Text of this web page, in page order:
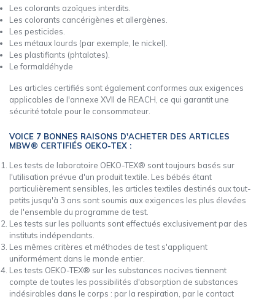
Les colorants azoïques interdits.
Les colorants cancérigènes et allergènes.
Les pesticides.
Les métaux lourds (par exemple, le nickel).
Les plastifiants (phtalates).
Le formaldéhyde
Les articles certifiés sont également conformes aux exigences
applicables de l'annexe XVII de REACH, ce qui garantit une
sécurité totale pour le consommateur.
VOICE 7 BONNES RAISONS D'ACHETER DES ARTICLES
MBW® CERTIFIÉS OEKO-TEX :
Les tests de laboratoire OEKO-TEX® sont toujours basés sur
l'utilisation prévue d'un produit textile. Les bébés étant
particulièrement sensibles, les articles textiles destinés aux tout-
petits jusqu'à 3 ans sont soumis aux exigences les plus élevées
de l'ensemble du programme de test.
Les tests sur les polluants sont effectués exclusivement par des
instituts indépendants.
Les mêmes critères et méthodes de test s'appliquent
uniformément dans le monde entier.
Les tests OEKO-TEX® sur les substances nocives tiennent
compte de toutes les possibilités d'absorption de substances
indésirables dans le corps : par la respiration, par le contact